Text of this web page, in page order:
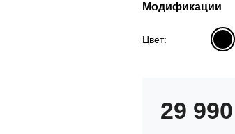
Модификации
Цвет:
29 990